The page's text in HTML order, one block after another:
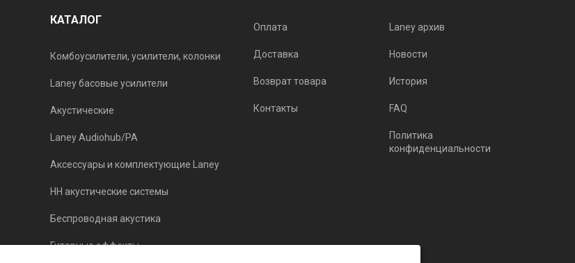
КАТАЛОГ
Комбоусилители, усилители, колонки
Laney басовые усилители
Акустические
Laney Audiohub/PA
Аксессуары и комплектующие Laney
HH акустические системы
Беспроводная акустика
Гитарные эффекты
Оплата
Доставка
Возврат товара
Контакты
Laney архив
Новости
История
FAQ
Политика
конфиденциальности